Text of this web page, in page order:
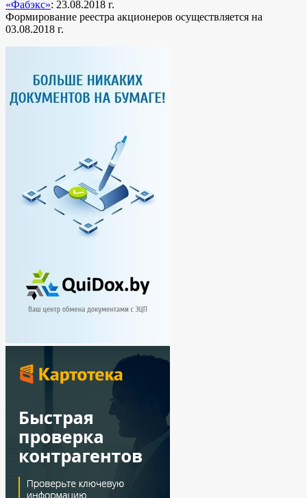
«Фабэкс»: 23.08.2018 г.
Формирование реестра акционеров осуществляется на
03.08.2018 г.